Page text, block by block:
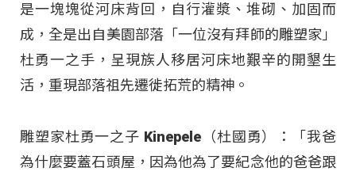
是一塊塊從河床背回，自行灌漿、堆砌、加固而
成，全是出自美園部落「一位沒有拜師的雕塑家」
杜勇一之手，呈現族人移居河床地艱辛的開墾生
活，重現部落祖先遷徙拓荒的精神。
雕塑家杜勇一之子 Kinepele（杜國勇）：「我爸
為什麼要蓋石頭屋，因為他為了要紀念他的爸爸跟